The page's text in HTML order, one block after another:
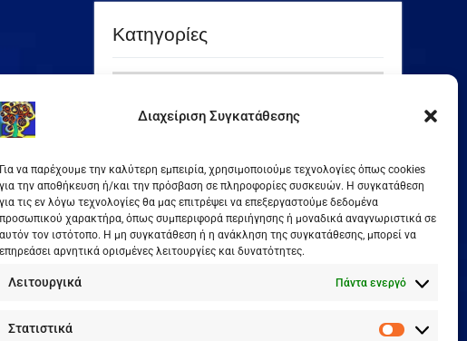
Διαχείριση Συγκατάθεσης
Για να παρέχουμε την καλύτερη εμπειρία, χρησιμοποιούμε τεχνολογίες όπως cookies
για την αποθήκευση ή/και την πρόσβαση σε πληροφορίες συσκευών. Η συγκατάθεση
για τις εν λόγω τεχνολογίες θα μας επιτρέψει να επεξεργαστούμε δεδομένα
προσωπικού χαρακτήρα, όπως συμπεριφορά περιήγησης ή μοναδικά αναγνωριστικά σε
αυτόν τον ιστότοπο. Η μη συγκατάθεση ή η ανάκληση της συγκατάθεσης, μπορεί να
επηρεάσει αρνητικά ορισμένες λειτουργίες και δυνατότητες.
Λειτουργικά Πάντα ενεργό
Στατιστικά
Kατηγορίες
Kατηγορίες
Users Today : 154
Total Users : 143786
Views Today : 176